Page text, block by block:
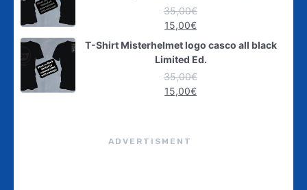
35,00€
15,00€
T-Shirt Misterhelmet logo casco all black
Limited Ed.
35,00€
15,00€
ADVERTISMENT